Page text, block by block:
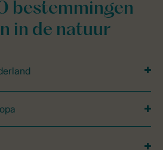
bestemmingen
in de natuur